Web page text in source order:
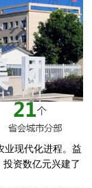
业现代化进程。益
资数亿元兴建了